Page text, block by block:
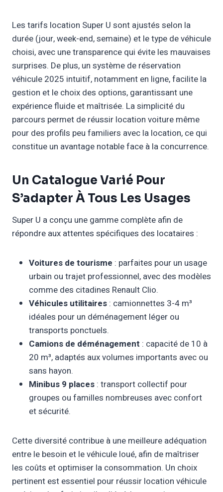
Les tarifs location Super U sont ajustés selon la
durée (jour, week-end, semaine) et le type de véhicule
choisi, avec une transparence qui évite les mauvaises
surprises. De plus, un système de réservation
véhicule 2025 intuitif, notamment en ligne, facilite la
gestion et le choix des options, garantissant une
expérience fluide et maîtrisée. La simplicité du
parcours permet de réussir location voiture même
pour des profils peu familiers avec la location, ce qui
constitue un avantage notable face à la concurrence.
Un Catalogue Varié Pour
S’adapter À Tous Les Usages
Super U a conçu une gamme complète afin de
répondre aux attentes spécifiques des locataires :
Voitures de tourisme : parfaites pour un usage
urbain ou trajet professionnel, avec des modèles
comme des citadines Renault Clio.
Véhicules utilitaires : camionnettes 3-4 m³
idéales pour un déménagement léger ou
transports ponctuels.
Camions de déménagement : capacité de 10 à
20 m³, adaptés aux volumes importants avec ou
sans hayon.
Minibus 9 places : transport collectif pour
groupes ou familles nombreuses avec confort
et sécurité.
Cette diversité contribue à une meilleure adéquation
entre le besoin et le véhicule loué, afin de maîtriser
les coûts et optimiser la consommation. Un choix
pertinent est essentiel pour réussir location véhicule